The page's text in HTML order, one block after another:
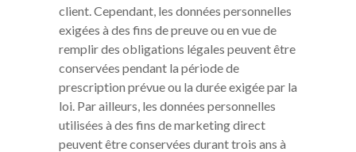
client. Cependant, les données personnelles
exigées à des fins de preuve ou en vue de
remplir des obligations légales peuvent être
conservées pendant la période de
prescription prévue ou la durée exigée par la
loi. Par ailleurs, les données personnelles
utilisées à des fins de marketing direct
peuvent être conservées durant trois ans à